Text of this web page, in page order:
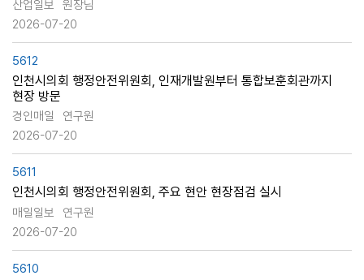
산업일보
원장님
2026-07-20
5612
인천시의회 행정안전위원회, 인재개발원부터 통합보훈회관까지
현장 방문
경인매일
연구원
2026-07-20
5611
인천시의회 행정안전위원회, 주요 현안 현장점검 실시
매일일보
연구원
2026-07-20
5610